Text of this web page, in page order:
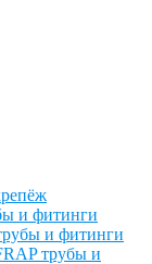
и фитинги
и фитинги
трубы и